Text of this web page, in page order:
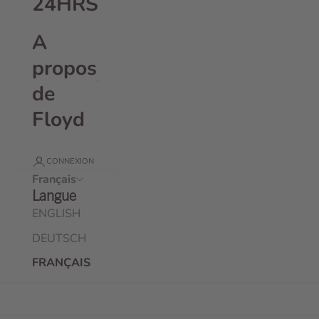
A
propos
de
Floyd
CONNEXION
Français
Langue
ENGLISH
DEUTSCH
FRANÇAIS